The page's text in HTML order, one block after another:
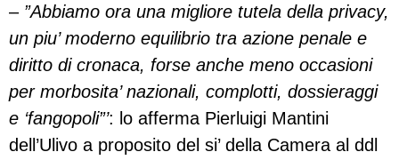
– ”Abbiamo ora una migliore tutela della privacy,
un piu’ moderno equilibrio tra azione penale e
diritto di cronaca, forse anche meno occasioni
per morbosita’ nazionali, complotti, dossieraggi
e ‘fangopoli”’: lo afferma Pierluigi Mantini
dell’Ulivo a proposito del si’ della Camera al ddl